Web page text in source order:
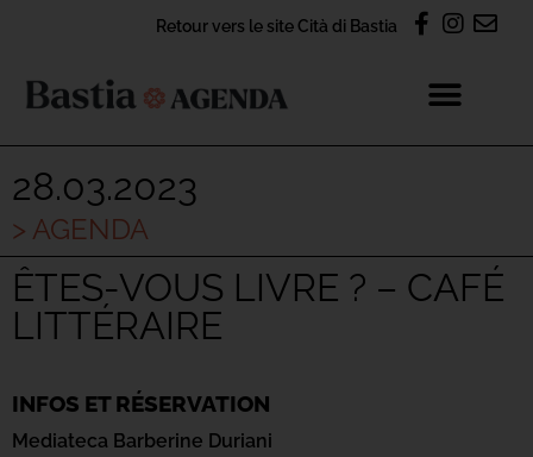
Retour vers le site Cità di Bastia
28.03.2023
> AGENDA
ÊTES-VOUS LIVRE ? – CAFÉ
LITTÉRAIRE
INFOS ET RÉSERVATION
Mediateca Barberine Duriani